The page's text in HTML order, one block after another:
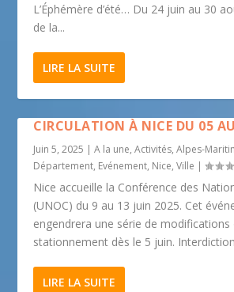
L’Éphémère d’été… Du 24 juin au 30
de la...
LIRE LA SUITE
CIRCULATION À NICE DU 05
Juin 5, 2025 |A la une,Activités,Alpes-
Département, Evénement, Nice,Ville |
Nice accueille la Conférence des
(UNOC) du 9 au 13 juin 2025. Cet
engendrera une série de
stationnement dès le 5 juin.
LIRE LA SUITE